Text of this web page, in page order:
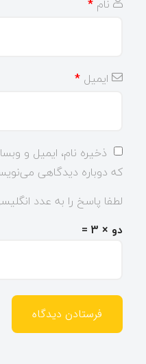
ایمیل *
ذخیره نام، ایمیل و
که دوباره دیدگاهی
لطفا پاسخ را به عدد
دو × 3 =